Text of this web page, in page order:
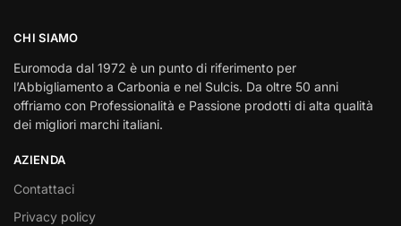
CHI SIAMO
Euromoda dal 1972 è un punto di riferimento per
l’Abbigliamento a Carbonia e nel Sulcis. Da oltre 50 anni
offriamo con Professionalità e Passione prodotti di alta qualità
dei migliori marchi italiani.
AZIENDA
Contattaci
Privacy policy